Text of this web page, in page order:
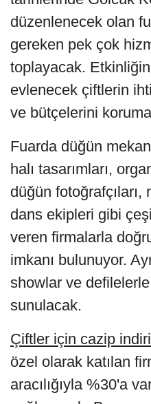
düzenlenecek olan
gereken pek çok
toplayacak.
evlenecek çiftlerin
ve bütçelerini
Fuarda düğün
halı tasarımları,
düğün fotoğrafçıları,
dans ekipleri gibi
veren firmalarla
imkanı bulunuyor.
showlar ve
sunulacak.
Çiftler için cazip
özel olarak katılan
aracılığıyla %30'a